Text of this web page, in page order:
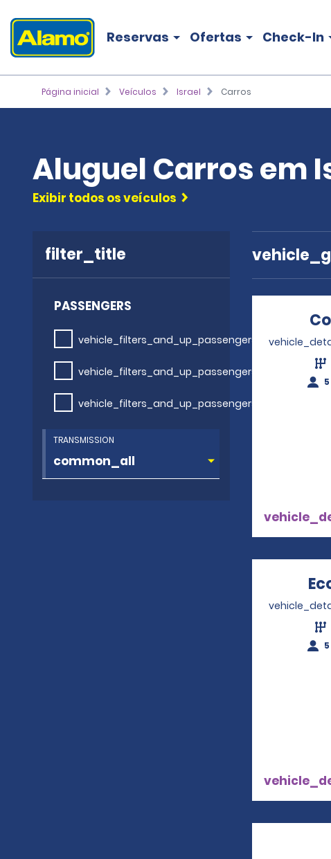
Reservas Ofertas Check-In
Página inicial Veículos Israel Carros
Aluguel Carros em
Exibir todos os veículos
filter_title
PASSENGERS
vehicle_filters_and_up_passengers
vehicle_filters_and_up_passengers
vehicle_filters_and_up_passengers
TRANSMISSION
5
5